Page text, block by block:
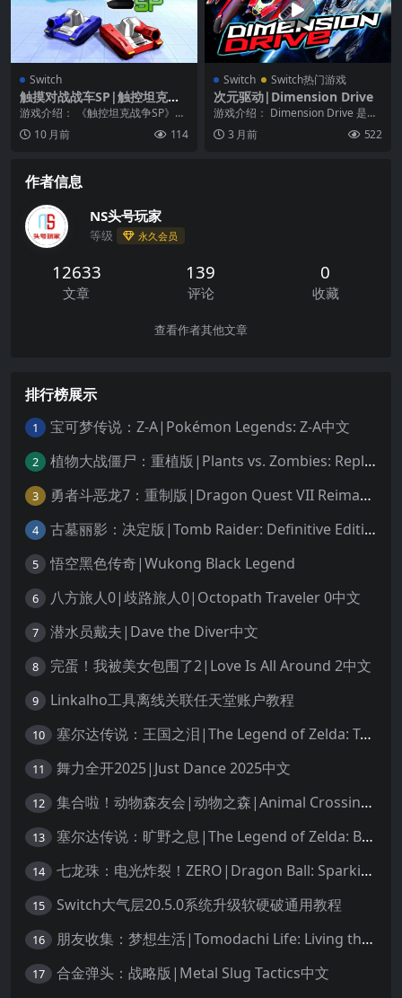
Switch
触摸对战战车SP|触控坦克战
争SP|Touch Battle Tank SP
游戏介绍： 《触控坦克战争SP》是
前所未有的热血对决战车动作射击
游戏！游戏规则很...
10 月前 114
Switch Switch热门游戏
次元驱动|Dimension Drive
游戏介绍： Dimension Drive 是一
个可以在两个世界中穿梭的射击游
戏...3 月前 522
作者信息
NS头号玩家
等级 永久会员
12633
文章
139
评论
0
收藏
查看作者其他文章
排行榜展示
1 宝可梦传说：Z-A|Pokémon Legends: Z-A中文
2 植物大战僵尸：重植版|Plants vs. Zombies: Replanted中文
3 勇者斗恶龙7：重制版|Dragon Quest VII Reimagined中文
4 古墓丽影：决定版|Tomb Raider: Definitive Edition中文
5 悟空黑色传奇|Wukong Black Legend
6 八方旅人0|歧路旅人0|Octopath Traveler 0中文
7 潜水员戴夫|Dave the Diver中文
8 完蛋！我被美女包围了2|Love Is All Around 2中文
9 Linkalho工具离线关联任天堂账户教程
10 塞尔达传说：王国之泪|The Legend of Zelda: Tears of the Kingdom中文
11 舞力全开2025|Just Dance 2025中文
12 集合啦！动物森友会|动物之森|Animal Crossing: New Horizons中文
13 塞尔达传说：旷野之息|The Legend of Zelda: Breath of the Wild中文
14 七龙珠：电光炸裂！ZERO|Dragon Ball: Sparking! Zero中文
15 Switch大气层20.5.0系统升级软硬破通用教程
16 朋友收集：梦想生活|Tomodachi Life: Living the Dream中文
17
合金弹头：战略版|Metal Slug Tactics中文